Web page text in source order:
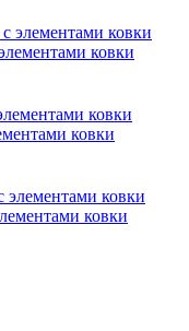
ковки
ковки
ковки